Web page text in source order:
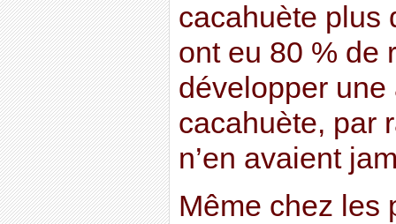
cacahuète plus
ont eu 80 % de
développer
cacahuète, par
n’en avaient
Même chez les